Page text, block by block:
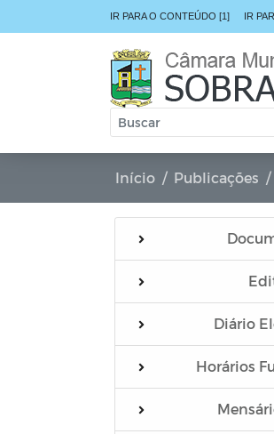
IR PARA O CONTEÚDO [1] IR
Início Publicações
Diário
Horários